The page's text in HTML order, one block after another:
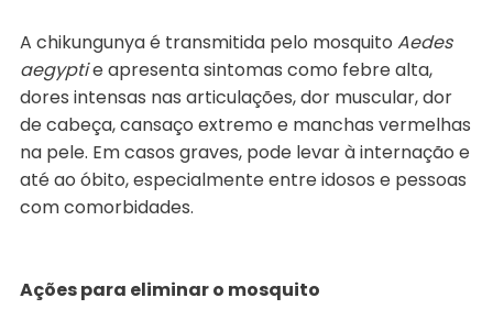
A chikungunya é transmitida pelo mosquito Aedes
aegyptie apresenta sintomas como febre alta,
dores intensas nas articulações, dor muscular, dor
de cabeça, cansaço extremo e manchas vermelhas
na pele. Em casos graves, pode levar à internação e
até ao óbito, especialmente entre idosos e pessoas
com comorbidades.
Ações para eliminar o mosquito